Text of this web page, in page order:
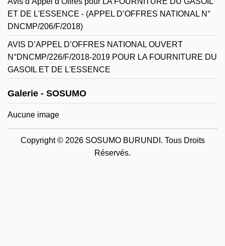
ET DE L'ESSENCE - (APPEL D’OFFRES NATIONAL N°
DNCMP/206/F/2018)
AVIS D’APPEL D’OFFRES NATIONAL OUVERT
N°DNCMP/226/F/2018-2019 POUR LA FOURNITURE DU
GASOIL ET DE L'ESSENCE
Galerie - SOSUMO
Aucune image
Copyright © 2026 SOSUMO BURUNDI. Tous Droits
Réservés.